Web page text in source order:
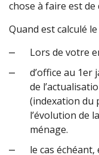
chose à faire est de
Quand est calculé
Lors de votre
d’office au 1er
de
(indexation du
l’évolution de
ménage.
le cas échéant,